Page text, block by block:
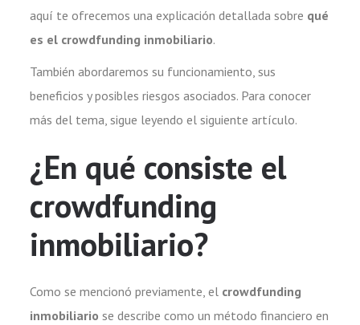
aquí te ofrecemos una explicación detallada sobre qué
es el crowdfunding inmobiliario.
También abordaremos su funcionamiento, sus
beneficios y posibles riesgos asociados. Para conocer
más del tema, sigue leyendo el siguiente artículo.
¿En qué consiste el
crowdfunding
inmobiliario?
Como se mencionó previamente, el crowdfunding
inmobiliario se describe como un método financiero en